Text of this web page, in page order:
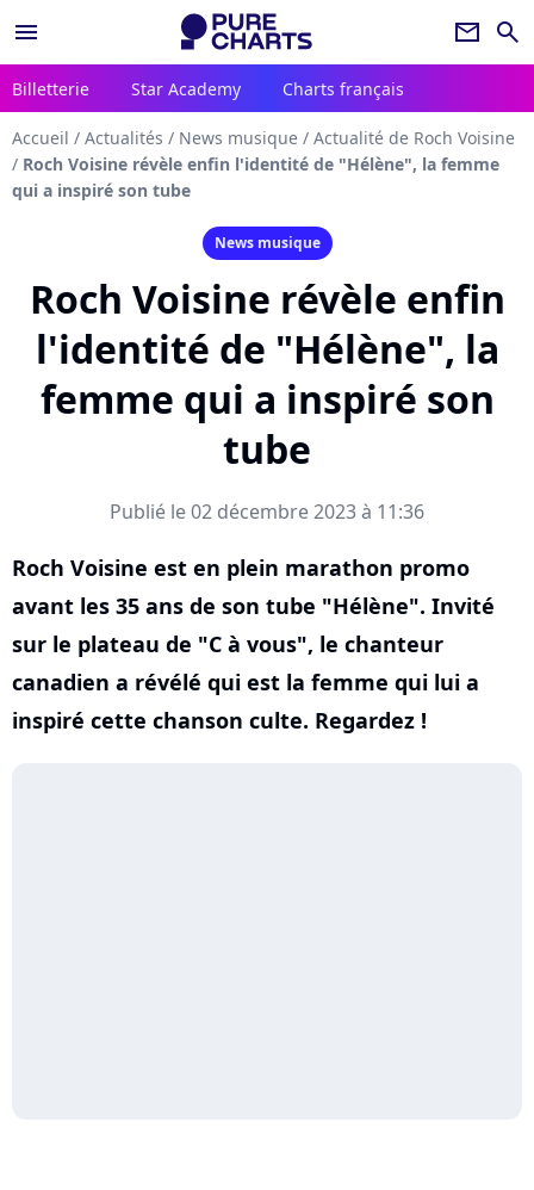
menu newsletter search
Billetterie Star Academy Charts français
Accueil / Actualités / News musique / Actualité de Roch Voisine
/ Roch Voisine révèle enfin l'identité de "Hélène", la femme
qui a inspiré son tube
News musique
Roch Voisine révèle enfin
l'identité de "Hélène", la
femme qui a inspiré son
tube
Publié le 02 décembre 2023 à 11:36
Roch Voisine est en plein marathon promo
avant les 35 ans de son tube "Hélène". Invité
sur le plateau de "C à vous", le chanteur
canadien a révélé qui est la femme qui lui a
inspiré cette chanson culte. Regardez !